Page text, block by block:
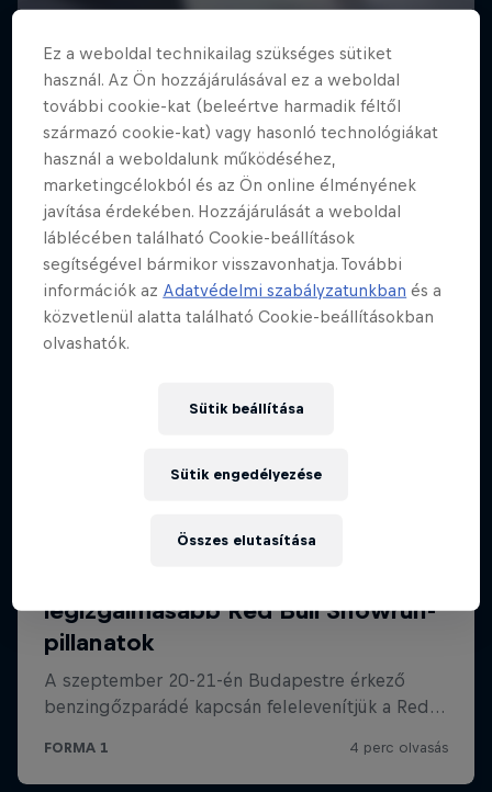
The Obstacle Course
Seb Toots egy epikus téli akadályversenyen
snowboardozik
Ez a weboldal technikailag szükséges sütiket
használ. Az Ön hozzájárulásával ez a weboldal
további cookie-kat (beleértve harmadik féltől
származó cookie-kat) vagy hasonló technológiákat
használ a weboldalunk működéséhez,
marketingcélokból és az Ön online élményének
javítása érdekében. Hozzájárulását a weboldal
láblécében található Cookie-beállítások
segítségével bármikor visszavonhatja. További
információk az Adatvédelmi szabályzatunkban és a
közvetlenül alatta található Cookie-beállításokban
olvashatók.
Sütik beállítása
Összes elutasítása
Sütik engedélyezése